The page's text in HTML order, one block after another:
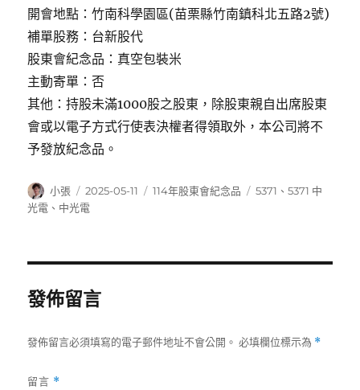
開會地點：竹南科學園區(苗栗縣竹南鎮科北五路2號)
補單股務：台新股代
股東會紀念品：真空包裝米
主動寄單：否
其他：持股未滿1000股之股東，除股東親自出席股東
會或以電子方式行使表決權者得領取外，本公司將不
予發放紀念品。
作
者
小張
發
佈
2025-05-11
分
114年股東會紀念品
標
5371 、5371 中
光電 、 中光電
發佈留言
發佈留言必須填寫的電子郵件地址不會公開。 必填欄位標示為 *
留言 *